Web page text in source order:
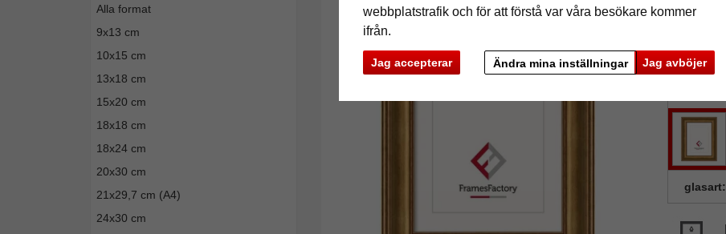
webbplatstrafik och för att förstå var våra besökare kommer
ifrån.
Jag accepterar Jag avböjer
Ändra mina inställningar
Alla format
9x13 cm
10x15 cm
13x18 cm
15x20 cm
18x18 cm
18x24 cm
20x30 cm
21x29,7 cm (A4)
24x30 cm
format:
glasart: